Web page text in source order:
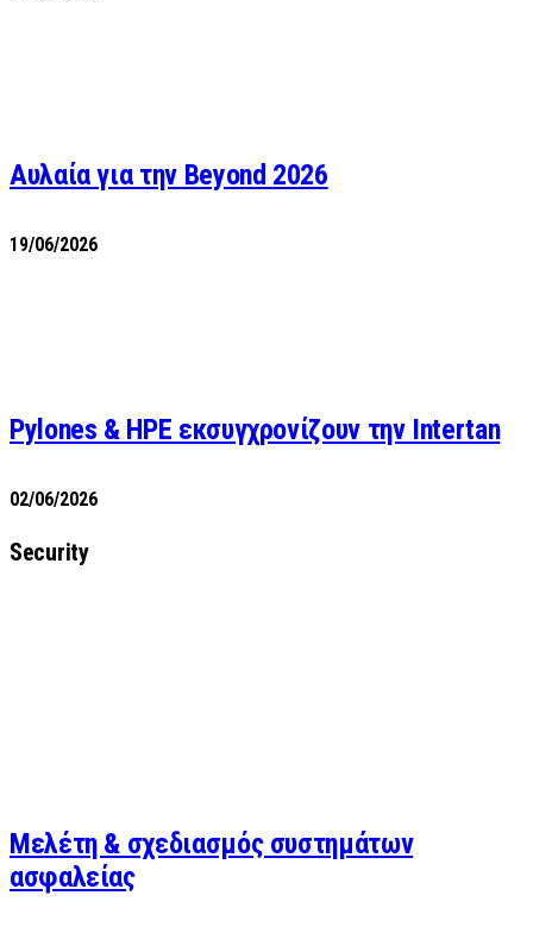
Αυλαία για την Beyond 2026
19/06/2026
Pylones & HPE εκσυγχρονίζουν την Intertan
02/06/2026
Security
Μελέτη & σχεδιασμός συστημάτων
ασφαλείας